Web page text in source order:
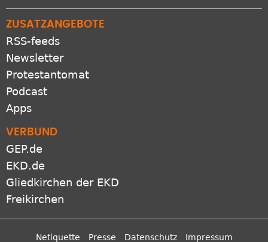
ZUSATZANGEBOTE
RSS-feeds
Newsletter
Protestantomat
Podcast
Apps
VERBUND
GEP.de
EKD.de
Gliedkirchen der EKD
Freikirchen
Netiquette Presse Datenschutz Impressum